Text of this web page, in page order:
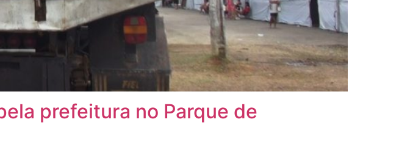
prefeitura no Parque de